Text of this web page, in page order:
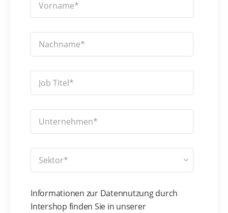
Informationen zur Datennutzung durch
Intershop finden Sie in unserer